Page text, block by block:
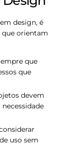
design, é
orientam
que
que
devem
uso sem